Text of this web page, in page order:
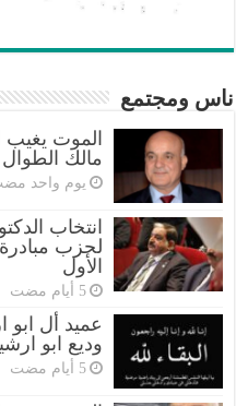
ناس ومجتمع
الموت يغيب
مالك
‏يوم واحد
انتخاب
لحزب مبادرة
الأول
‏5 أيام مضت
عميد أل ابو
وديع ابو
‏5 أيام مضت